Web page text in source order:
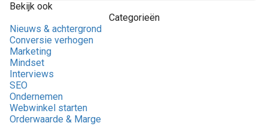
Bekijk ook
Categorieën
Nieuws & achtergrond
Conversie verhogen
Marketing
Mindset
Interviews
SEO
Ondernemen
Webwinkel starten
Orderwaarde & Marge